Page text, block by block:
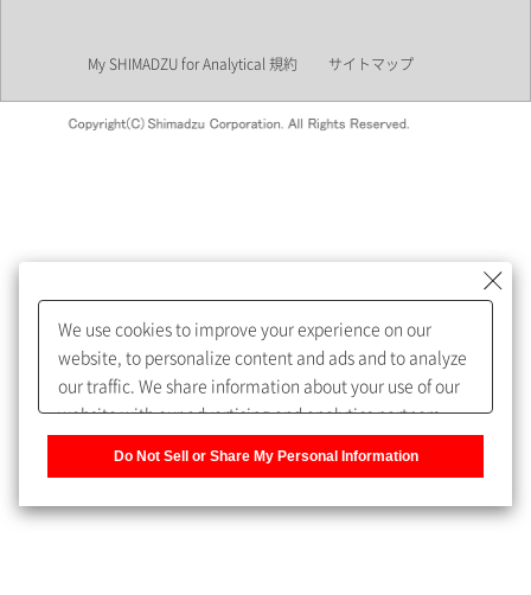
めします。
My SHIMADZU for Analyticalへ登録いただくと、技術情報や
取扱説明書・Webinarなどの閲覧ができます。
うになります。
My SHIMADZU for Analytical 規約 サイトマップ
We use cookies to improve your experience on our
website, to personalize content and ads and to analyze
our traffic. We share information about your use of our
website with our advertising and analytics partners,
Do Not Sell or Share My Personal Information